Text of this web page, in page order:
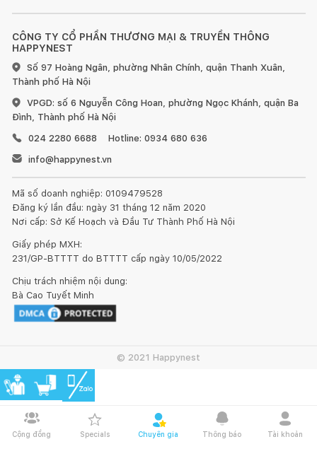
Cộng đồng Specials Chuyên gia Thông báo Tài khoản
CÔNG TY CỔ PHẦN THƯƠNG MẠI & TRUYỀN THÔNG
HAPPYNEST
Số 97 Hoàng Ngân, phường Nhân Chính, quận Thanh Xuân,
Thành phố Hà Nội
VPGD: số 6 Nguyễn Công Hoan, phường Ngọc Khánh, quận Ba
Đình, Thành phố Hà Nội
024 2280 6688
Hotline: 0934 680 636
info@happynest.vn
Mã số doanh nghiệp: 0109479528
Đăng ký lần đầu: ngày 31 tháng 12 năm 2020
Nơi cấp: Sở Kế Hoạch và Đầu Tư Thành Phố Hà Nội
Giấy phép MXH:
231/GP-BTTTT do BTTTT cấp ngày 10/05/2022
Chịu trách nhiệm nội dung:
Bà Cao Tuyết Minh
© 2021 Happynest